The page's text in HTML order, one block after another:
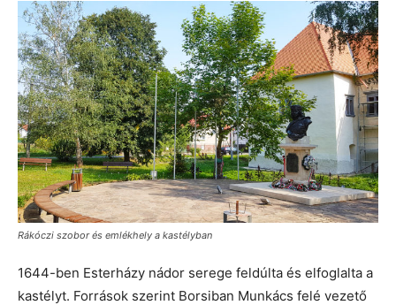
Rákóczi szobor és emlékhely a kastélyban
1644-ben Esterházy nádor serege feldúlta és elfoglalta a
kastélyt. Források szerint Borsiban Munkács felé vezető